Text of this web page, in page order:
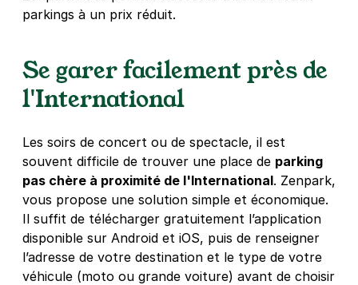
4,6(1346 avis)
Réserver
+ Abonnements disponibles
Paris - Père Lachaise - avenue de la
République
10 rue Omer Talon
75011Paris
4,5(156 avis)
3,50 €/heure,25 €/jour,89 €/semaine(tarifs dégressifs)
Réserver
parkings à un prix réduit.
Se garer facilement près de
l'International
Les soirs de concert ou de spectacle, il est
souvent difficile de trouver une place de parking
pas chère à proximité de l'International. Zenpark,
vous propose une solution simple et économique.
Il suffit de télécharger gratuitement l’application
disponible sur Android et iOS, puis de renseigner
l’adresse de votre destination et le type de votre
véhicule (moto ou grande voiture) avant de choisir